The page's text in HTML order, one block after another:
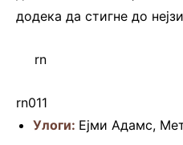
додека да стигне до
rn
rn011
Улоги: Ејми Адамс,